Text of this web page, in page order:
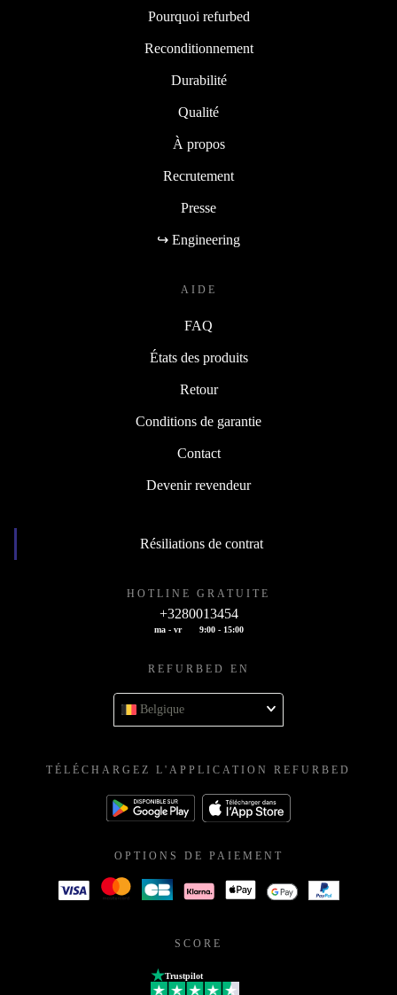
Pourquoi refurbed
Reconditionnement
Durabilité
Qualité
À propos
Recrutement
Presse
↪ Engineering
AIDE
FAQ
États des produits
Retour
Conditions de garantie
Contact
Devenir revendeur
Résiliations de contrat
HOTLINE GRATUITE
+3280013454
ma - vr 9:00 - 15:00
REFURBED EN
Belgique
TÉLÉCHARGEZ L'APPLICATION REFURBED
OPTIONS DE PAIEMENT
SCORE
Trustpilot